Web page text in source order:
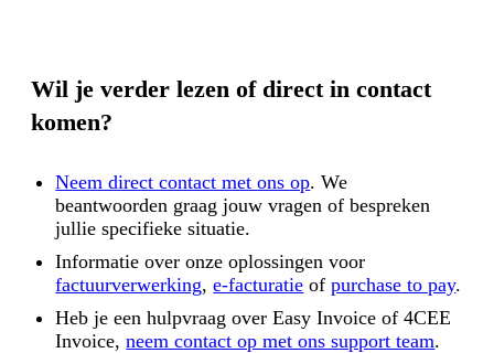
Wil je verder lezen of direct in contact
komen?
Neem direct contact met ons op. We
beantwoorden graag jouw vragen of bespreken
jullie specifieke situatie.
Informatie over onze oplossingen voor
factuurverwerking,e-facturatie ofpurchase to pay.
Heb je een hulpvraag over Easy Invoice of 4CEE
Invoice,neem contact op met ons support team.